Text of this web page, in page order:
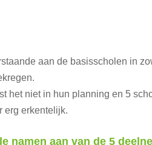
aan de basisscholen in
het niet in hun planning en 5
erg erkentelijk.
namen aan van de 5